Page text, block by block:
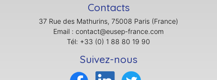
Contacts
37 Rue des Mathurins, 75008 Paris (France)
Email : contact@eusep-france.com
Tél: +33 (0) 1 88 80 19 90
Suivez-nous